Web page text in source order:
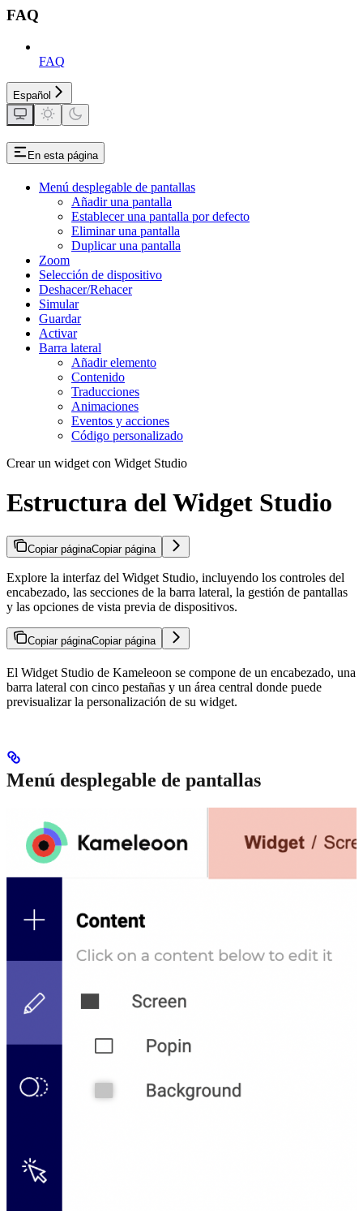
FAQ
FAQ
Español
En esta página
Menú desplegable de pantallas
Añadir una pantalla
Establecer una pantalla por defecto
Eliminar una pantalla
Duplicar una pantalla
Zoom
Selección de dispositivo
Deshacer/Rehacer
Simular
Guardar
Activar
Barra lateral
Añadir elemento
Contenido
Traducciones
Animaciones
Eventos y acciones
Código personalizado
Crear un widget con Widget Studio
Estructura del Widget Studio
Copiar páginaCopiar página
Explore la interfaz del Widget Studio, incluyendo los controles del
encabezado, las secciones de la barra lateral, la gestión de pantallas
y las opciones de vista previa de dispositivos.
Copiar páginaCopiar página
El Widget Studio de Kameleoon se compone de un encabezado, una
barra lateral con cinco pestañas y un área central donde puede
previsualizar la personalización de su widget.
Menú desplegable de pantallas